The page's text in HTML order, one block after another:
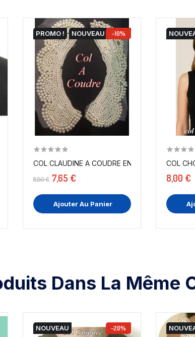
À COUDRE, ORNÉ DE...
PROMO ! NOUVEAU -10%
COL CLAUDINE A COUDRE EN PERLE DE
8,50 € 7,65 €
Ajouter Au Panier
COL
8,00 €
Dans La Même
NOUVEAU -20%